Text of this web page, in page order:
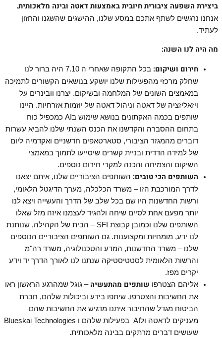
ביצירת השפעה ציבורית חיובית באמצעות דאטה ובינה מלאכותית.
אנחנו נרגשים לשתף אתכם במסע שלנו, ההישגים שהשגנו והחזון
לעתיד.
מה היה לנו השנה:
חירום ושיקום:
בכל התקופה שאחרי ה 7.10 היה ברור לנו
שחלק מרכזי מהפעילות שלנו יושקע בנושאים הקשורים לתמיכה
במאמצים השונים של המלחמה ובשיקום. יצרנו וובינרים על
ויזאליזציה של דאטה וניהול דאטה של יוזמות אזרחיות. היינו
שותפים בכמה האקתונים בנושא שימוש בAI כמכפיל כוח
בתחום ההסברה והקדשנו את הכנס השנתי שלנו להביא עשרות
דוברים מהמגזר הציבורי, סטארטאפים חדשניים ואקדמיה ליום
של למידה הדדית ובניית קשרים שיסייעו לתמוך במאמצי
השיקום והצמיחה והכנה למקרי חירום נוספים.
השותפים הכי טובים: השותפים הציבוריים שלנו, איתם יצאנו
לדרך המורכבת הזו – משרד הכלכלה, מערך הדיגטל הלאומי,
ורשות החדשנות היו שם בכל שלב של הדרך והעשייה ויצא לנו
יותר מפעם אחת לסיים שיחה ולהגיד לעצמנו איזה מזל שאלו
השותפים שלנו וכמובן קבוצת SFI – הבית של הקהילה, שנותנת
לנו ידע, מומחיות ומקצוענות. גם השותפים הציבוריים הנוספים
שלנו – משרד החדשנות, המדע והטכנולוגיה, משרד רה"מ
והרשות הלאומית לסטטיסטיקה שנתנו לנו לאורך הדרך יד וידע
יקרים מפז.
אליהם הצטרפו שותפים מהתעשיה – גוגל שמהרגע הראשון ראו
את החשיבות והצטרפו, שיתפו בידע וביכולות שלהם, חברת
הביטוח מגדל שהחיבור איתנו מדגיש את החשיבות שהם
מעניקים לדאטה ולAI בפעילות שלהם ו Blueskai Technologies
שעושים דברים מרתקים בבינה מלאכותית.